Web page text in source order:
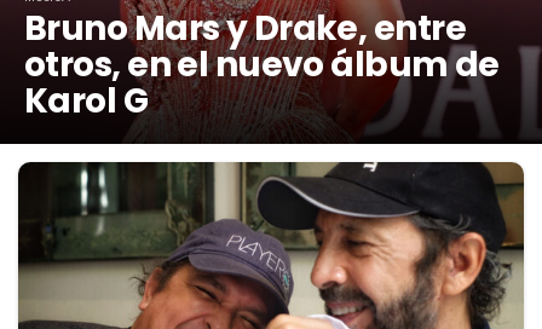
Bruno Mars y Drake, entre
otros, en el nuevo álbum de
Karol G